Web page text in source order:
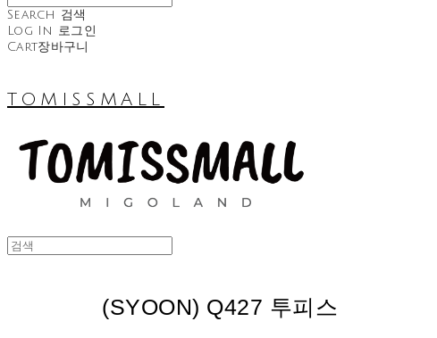
Search 검색
Log In
로그인
Cart장바구니
TOMISSMALL
(SYOON) Q427 투피스